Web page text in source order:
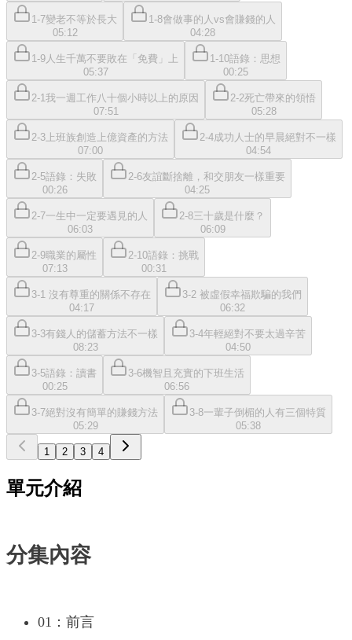
1-7變老不等於長大
05:12
1-8會做事的人vs會賺錢的人
04:28
1-9人生千萬不要敗在「免費」上
05:37
1-10語錄：思想
00:25
2-1我一週工作八十個小時以上的原因
07:51
2-2死亡帶來的領悟
05:28
2-3上班族創造上億資產的方法
07:00
2-4成功人士的早晨絕對不一樣
04:54
2-5語錄：失敗
00:26
2-6友誼斷捨離，和交朋友一樣重要
04:25
2-7一生中一定要遇見的人
06:03
2-8三十歲是什麼？
06:09
2-9職業的屬性
07:13
2-10語錄：挑戰
00:31
3-1 沒有尊重的關係不存在
04:17
3-2 被虛假幸福欺騙的我們
06:32
3-3有錢人的儲蓄方法不一樣
08:23
3-4年輕絕對不要太過辛苦
04:50
3-5語錄：讀書
00:25
3-6機智且充實的下班生活
06:56
3-7絕對沒有簡單的賺錢方法
05:29
3-8一輩子倒楣的人有三個特質
05:38
1 2 3 4
單元介紹
分集內容
01：前言